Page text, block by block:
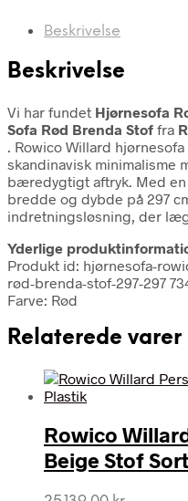
Beskrivelse
Beskrivelse
Vi har fundet Hjørnesofa
Sofa Rød Brenda Stof fra
. Rowico Willard
skandinavisk minimalisme
bæredygtigt aftryk. Med en
bredde og dybde på 297
indretningsløsning, der
Yderlige
Produkt id: hjørnesofa-
rød-brenda-stof-297-297
Farve: Rød
Relaterede varer
Rowico
Beige Stof